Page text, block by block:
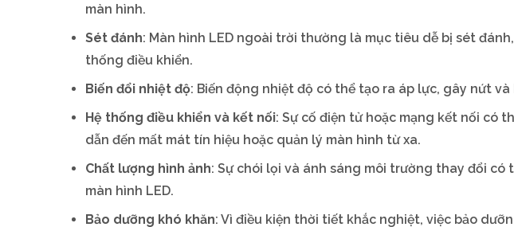
màn hình.
Sét đánh: Màn hình LED ngoài trời thường là mục tiêu dễ bị sét
thống điều khiển.
Biến đổi nhiệt độ: Biến động nhiệt độ có thể tạo ra áp lực, gây nứt
Hệ thống điều khiển và kết nối: Sự cố điện tử hoặc mạng kết nối có
dẫn đến mất mát tín hiệu hoặc quản lý màn hình từ xa.
Chất lượng hình ảnh: Sự chói lọi và ánh sáng môi trường thay đổi
màn hình LED.
Bảo dưỡng khó khăn: Vì điều kiện thời tiết khắc nghiệt, việc bảo